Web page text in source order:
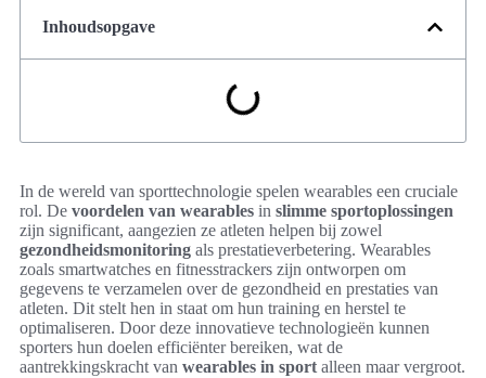
Inhoudsopgave
In de wereld van sporttechnologie spelen wearables een cruciale
rol. De voordelen van wearables in slimme sportoplossingen
zijn significant, aangezien ze atleten helpen bij zowel
gezondheidsmonitoring als prestatieverbetering. Wearables
zoals smartwatches en fitnesstrackers zijn ontworpen om
gegevens te verzamelen over de gezondheid en prestaties van
atleten. Dit stelt hen in staat om hun training en herstel te
optimaliseren. Door deze innovatieve technologieën kunnen
sporters hun doelen efficiënter bereiken, wat de
aantrekkingskracht van wearables in sport alleen maar vergroot.